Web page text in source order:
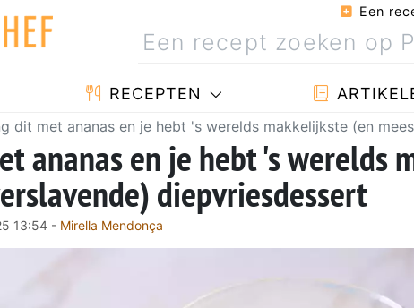
Een
RECEPTEN
dit met ananas en je hebt 's werelds makkelijkste (en
ananas en je hebt 's werelds
diepvriesdessert
13:54 - Mirella Mendonça